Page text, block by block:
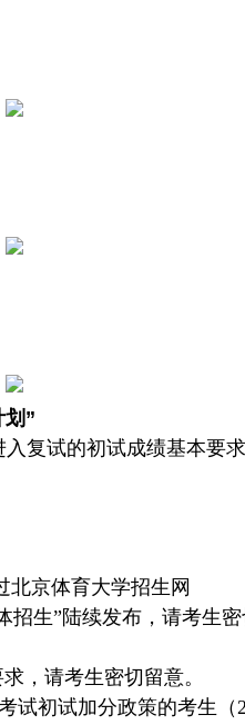
划”
复试的初试成绩基本要
北京体育大学招生网
招生”陆续发布，请考生
，请考生密切留意。
初试加分政策的考生（